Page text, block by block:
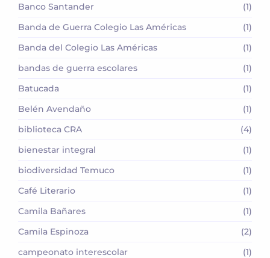
Banco Santander
(1)
Banda de Guerra Colegio Las Américas
(1)
Banda del Colegio Las Américas
(1)
bandas de guerra escolares
(1)
Batucada
(1)
Belén Avendaño
(1)
biblioteca CRA
(4)
bienestar integral
(1)
biodiversidad Temuco
(1)
Café Literario
(1)
Camila Bañares
(1)
Camila Espinoza
(2)
campeonato interescolar
(1)